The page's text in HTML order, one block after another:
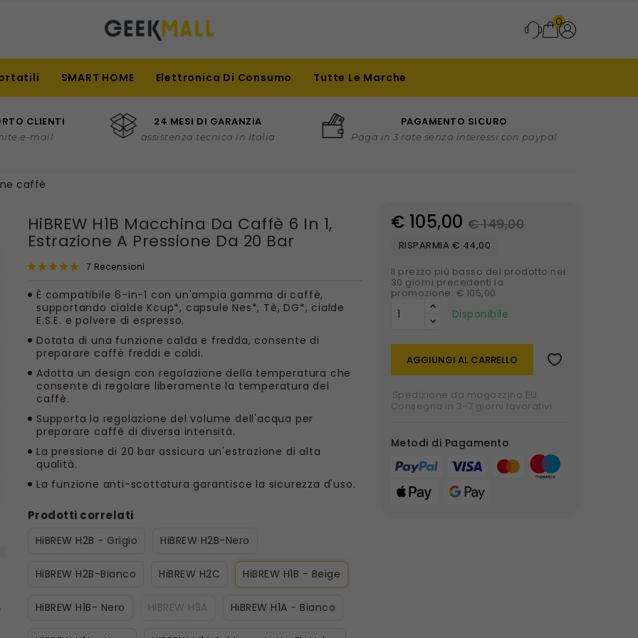
0
SMART HOME Elettronica Di Consumo Tutte Le Marche
CLIENTI
e-mail
24 MESI DI GARANZIA
assistenza tecnica in Italia
PAGAMENTO SICURO
Paga in 3 rate senza interessi con paypal
caffè
HiBREW H1B Macchina Da Caffè 6 In 1,
Estrazione A Pressione Da 20 Bar
7 Recensioni
È compatibile 6-in-1 con un'ampia gamma di caffè,
supportando cialde Kcup*, capsule Nes*, Tè, DG*, cialde
E.S.E. e polvere di espresso.
Dotata di una funzione calda e fredda, consente di
preparare caffè freddi e caldi.
Adotta un design con regolazione della temperatura che
consente di regolare liberamente la temperatura del
caffè.
Supporta la regolazione del volume dell'acqua per
preparare caffè di diversa intensità.
La pressione di 20 bar assicura un'estrazione di alta
qualità.
La funzione anti-scottatura garantisce la sicurezza d'uso.
Prodotti correlati
HiBREW H2B - Grigio HiBREW H2B-Nero
HiBREW H2B-Bianco HiBREW H2C HiBREW H1B - Beige
HiBREW H1B- Nero HiBREW H3A HiBREW H1A - Bianco
€ 105,00 € 149,00
RISPARMIA € 44,00
Il prezzo più basso del prodotto nei
30 giorni precedenti la
promozione: € 105,00
Disponibile
AGGIUNGI AL CARRELLO
Spedizione da magazzino EU.
Consegna in 3-7 giorni lavorativi
Metodi di Pagamento